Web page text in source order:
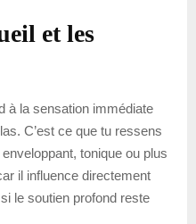
et les
à la sensation immédiate
C’est ce que tu ressens
tonique ou plus
il influence directement
le soutien profond reste